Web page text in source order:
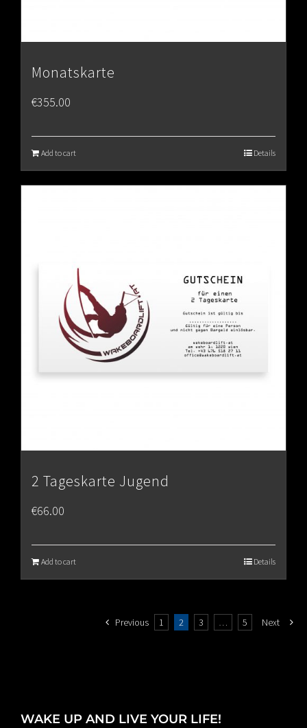
Monatskarte
€355.00
Add to cart Details
2 Tageskarte Jugend
€66.00
Add to cart Details
Previous 1 2 3 … 5 Next
WAKE UP AND LIVE YOUR LIFE!